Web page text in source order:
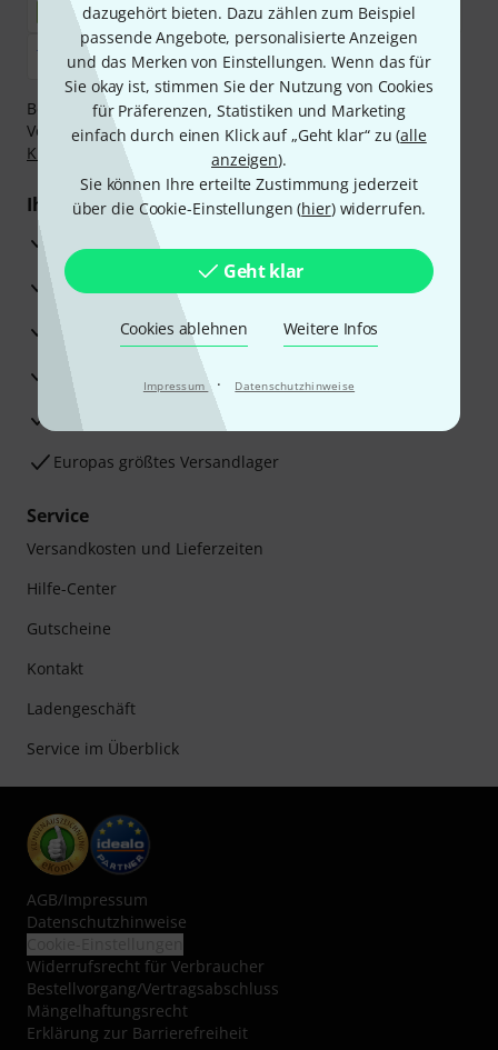
dazugehört bieten. Dazu zählen zum Beispiel
passende Angebote, personalisierte Anzeigen
und das Merken von Einstellungen. Wenn das für
Sie okay ist, stimmen Sie der Nutzung von Cookies
für Präferenzen, Statistiken und Marketing
einfach durch einen Klick auf „Geht klar“ zu (alle
anzeigen).
Sie können Ihre erteilte Zustimmung jederzeit
über die Cookie-Einstellungen (hier) widerrufen.
Geht klar
Cookies ablehnen Weitere Infos
Impressum · Datenschutzhinweise
Bezahlen Sie vertraulich und sicher per Nachnahme,
Vorkasse, PayPal, Amazon Pay,Klarna Sofort bezahlen
Klarna Ratenzahlung
oder Kreditkarte.
Ihre Vorteile
3 Jahre Thomann Garantie
30 Tage Money-Back-Garantie
Reparaturservice
Beratung durch Fachexperten
Zufriedenheitsgarantie
Europas größtes Versandlager
Service
Versandkosten und Lieferzeiten
Hilfe-Center
Gutscheine
Kontakt
Ladengeschäft
Service im Überblick
AGB/Impressum
Datenschutzhinweise
Widerrufsrecht für Verbraucher
Bestellvorgang/Vertragsabschluss
Mängelhaftungsrecht
Erklärung zur Barrierefreiheit